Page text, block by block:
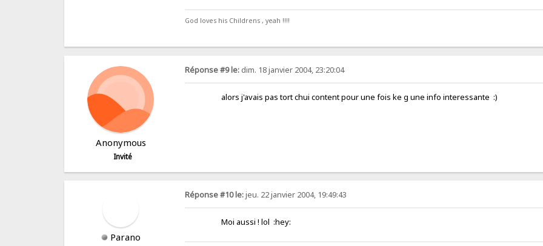
God loves his Childrens , yeah !!!!
Anonymous
Invité
Réponse #9 le: dim. 18 janvier 2004, 23:20:04
alors j'avais pas tort chui content pour une fois ke g une info interessante :)
Parano
Réponse #10 le:jeu. 22 janvier 2004, 19:49:43
Moi aussi ! lol :hey: